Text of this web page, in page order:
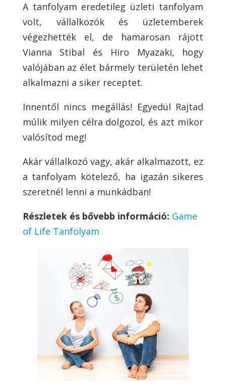
A tanfolyam eredetileg üzleti tanfolyam
volt, vállalkozók és üzletemberek
végezhették el, de hamarosan rájött
Vianna Stibal és Hiro Myazaki, hogy
valójában az élet bármely területén lehet
alkalmazni a siker receptet.
Innentől nincs megállás! Egyedül Rajtad
múlik milyen célra dolgozol, és azt mikor
valósítod meg!
Akár vállalkozó vagy, akár alkalmazott, ez
a tanfolyam kötelező, ha igazán sikeres
szeretnél lenni a munkádban!
Részletek és bővebb információ: Game
of Life Tanfolyam